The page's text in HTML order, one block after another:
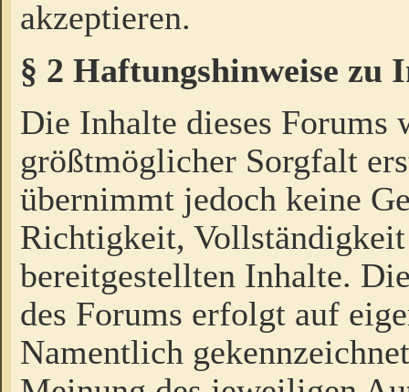
akzeptieren.
§ 2 Haftungshinweise zu
Die Inhalte dieses Forums
größtmöglicher Sorgfalt
übernimmt jedoch keine
Richtigkeit,
bereitgestellten Inhalte.
des Forums erfolgt auf
Namentlich